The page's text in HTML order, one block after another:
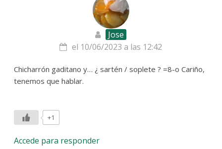
Jose
el 10/06/2023 a las 12:42
Chicharrón gaditano y… ¿ sartén / soplete ? =8-o Cariño,
tenemos que hablar.
+1
Accede para responder